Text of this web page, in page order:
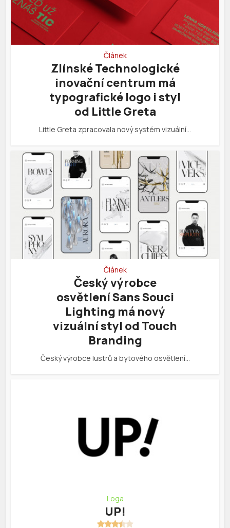
Článek
Zlínské Technologické
inovační centrum má
typografické logo i styl
od Little Greta
Little Greta zpracovala nový systém vizuální…
Článek
Český výrobce
osvětlení Sans Souci
Lighting má nový
vizuální styl od Touch
Branding
Český výrobce lustrů a bytového osvětlení…
Loga
UP!